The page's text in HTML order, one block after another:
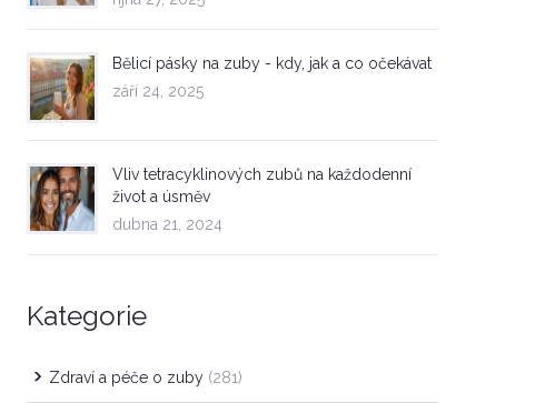
Bělicí pásky na zuby - kdy, jak a co očekávat
září 24, 2025
Vliv tetracyklinových zubů na každodenní
život a úsměv
dubna 21, 2024
Kategorie
Zdraví a péče o zuby (281)